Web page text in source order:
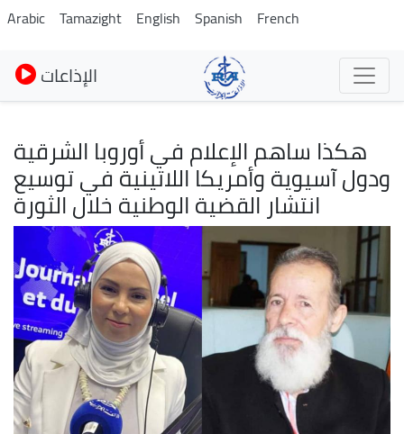
Skip
to
main
content
Arabic Tamazight English Spanish French
الإذاعات
هكذا ساهم الإعلام في أوروبا الشرقية
ودول آسيوية وأمريكا اللاتينية في توسيع
انتشار القضية الوطنية خلال الثورة
Image